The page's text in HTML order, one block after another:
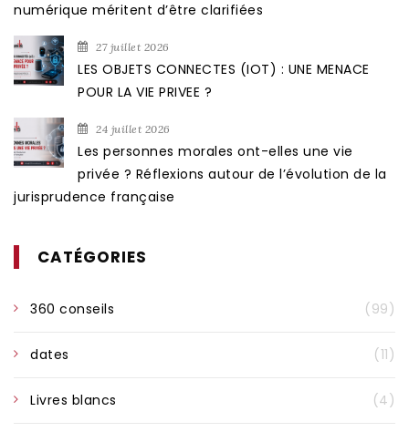
numérique méritent d’être clarifiées
27 juillet 2026
LES OBJETS CONNECTES (IOT) : UNE MENACE
POUR LA VIE PRIVEE ?
24 juillet 2026
Les personnes morales ont-elles une vie
privée ? Réflexions autour de l’évolution de la
jurisprudence française
CATÉGORIES
360 conseils (99)
dates (11)
Livres blancs (4)